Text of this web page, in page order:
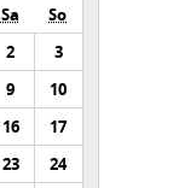
Sa
So
2
3
9
10
16
17
23
24